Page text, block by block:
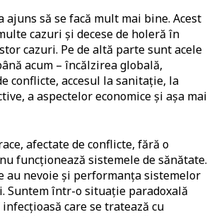
să se facă mult mai bine. Acest
cazuri și decese de holeră în
cazuri. Pe de altă parte sunt acele
acum – încălzirea globală,
conflicte, accesul la sanitație, la
a aspectelor economice și așa mai
afectate de conflicte, fără o
funcționează sistemele de sănătate.
au nevoie și performanța sistemelor
Suntem într-o situație paradoxală
care se tratează cu